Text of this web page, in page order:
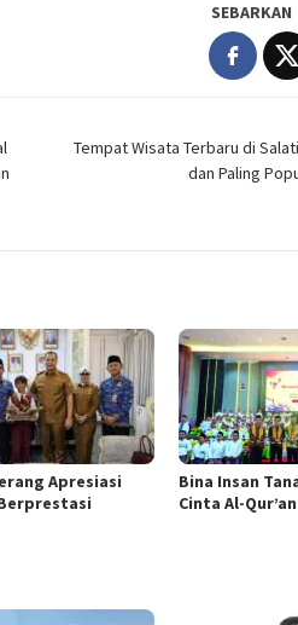
SEBARKAN
Tempat Wisata Terbaru di
dan Paling
Apresiasi
Bina Insan
Cinta Al-